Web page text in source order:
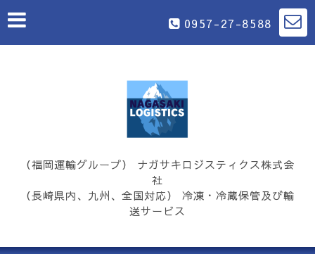
0957-27-8588
（福岡運輸グループ） ナガサキロジスティクス株式会
社
（長崎県内、九州、全国対応） 冷凍・冷蔵保管及び輸
送サービス